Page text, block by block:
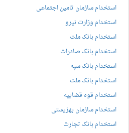
استخدام سازمان تامین اجتماعی
استخدام وزارت نیرو
استخدام بانک ملت
استخدام بانک صادرات
استخدام بانک سپه
استخدام بانک ملت
استخدام قوه قضاییه
استخدام سازمان بهزیستی
استخدام بانک تجارت